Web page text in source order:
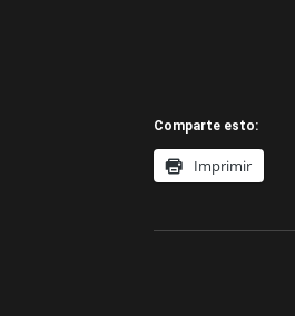
Comparte esto:
Imprimir